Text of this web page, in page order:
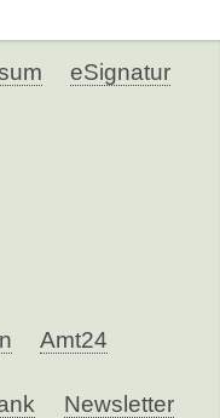
eSignatur
Amt24
Newsletter